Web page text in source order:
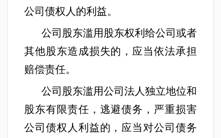
公司债权人的利益。
公司股东滥用股东权利给公司或者
其他股东造成损失的，应当依法承担
赔偿责任。
公司股东滥用公司法人独立地位和
股东有限责任，逃避债务，严重损害
公司债权人利益的，应当对公司债务